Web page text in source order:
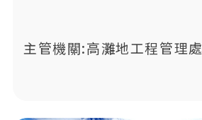
主管機關:高灘地工程管理處